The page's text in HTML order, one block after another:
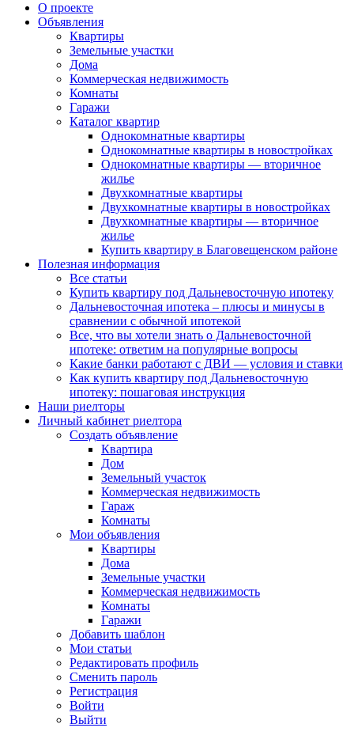
О проекте
Объявления
Квартиры
Земельные участки
Дома
Коммерческая недвижимость
Комнаты
Гаражи
Каталог квартир
Однокомнатные квартиры
Однокомнатные квартиры в новостройках
Однокомнатные квартиры — вторичное
жилье
Двухкомнатные квартиры
Двухкомнатные квартиры в новостройках
Двухкомнатные квартиры — вторичное
жилье
Купить квартиру в Благовещенском районе
Полезная информация
Все статьи
Купить квартиру под Дальневосточную ипотеку
Дальневосточная ипотека – плюсы и минусы в
сравнении с обычной ипотекой
Все, что вы хотели знать о Дальневосточной
ипотеке: ответим на популярные вопросы
Какие банки работают с ДВИ — условия и ставки
Как купить квартиру под Дальневосточную
ипотеку: пошаговая инструкция
Наши риелторы
Личный кабинет риелтора
Cоздать объявление
Квартира
Дом
Земельный участок
Коммерческая недвижимость
Гараж
Комнаты
Мои объявления
Квартиры
Дома
Земельные участки
Коммерческая недвижимость
Комнаты
Гаражи
Добавить шаблон
Мои статьи
Редактировать профиль
Сменить пароль
Регистрация
Войти
Выйти